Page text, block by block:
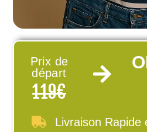
Prix de
départ
119€
Livraison Rapide